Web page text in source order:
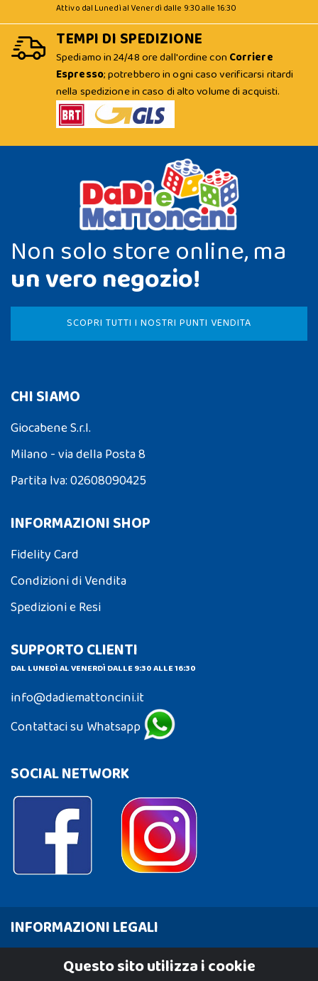
Attivo dal Lunedì al Venerdì dalle 9:30 alle 16:30
TEMPI DI SPEDIZIONE
Spediamo in 24/48 ore dall'ordine con Corriere
Espresso; potrebbero in ogni caso verificarsi ritardi
nella spedizione in caso di alto volume di acquisti.
Non solo store online, ma
un vero negozio!
SCOPRI TUTTI I NOSTRI PUNTI VENDITA
CHI SIAMO
Giocabene S.r.l.
Milano - via della Posta 8
Partita Iva: 02608090425
INFORMAZIONI SHOP
Fidelity Card
Condizioni di Vendita
Spedizioni e Resi
SUPPORTO CLIENTI
DAL LUNEDÌ AL VENERDÌ DALLE 9:30 ALLE 16:30
info@dadiemattoncini.it
Contattaci su Whatsapp
SOCIAL NETWORK
INFORMAZIONI LEGALI
Cookie PolicyQuesto sito utilizza i cookie